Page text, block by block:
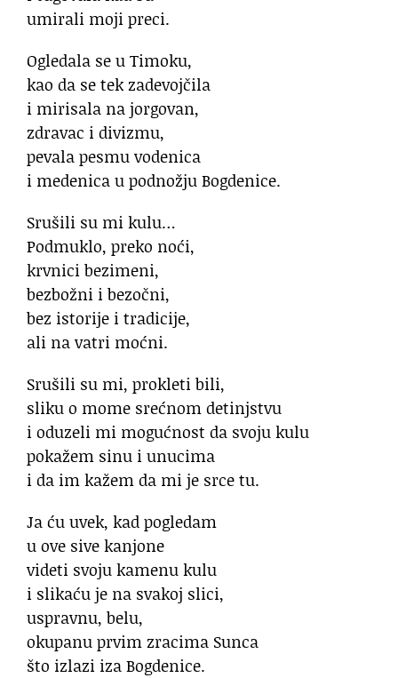
umirali moji preci.
Ogledala se u Timoku,
kao da se tek zadevojčila
i mirisala na jorgovan,
zdravac i divizmu,
pevala pesmu vodenica
i medenica u podnožju Bogdenice.
Srušili su mi kulu…
Podmuklo, preko noći,
krvnici bezimeni,
bezbožni i bezočni,
bez istorije i tradicije,
ali na vatri moćni.
Srušili su mi, prokleti bili,
sliku o mome srećnom detinjstvu
i oduzeli mi mogućnost da svoju kulu
pokažem sinu i unucima
i da im kažem da mi je srce tu.
Ja ću uvek, kad pogledam
u ove sive kanjone
videti svoju kamenu kulu
i slikaću je na svakoj slici,
uspravnu, belu,
okupanu prvim zracima Sunca
što izlazi iza Bogdenice.